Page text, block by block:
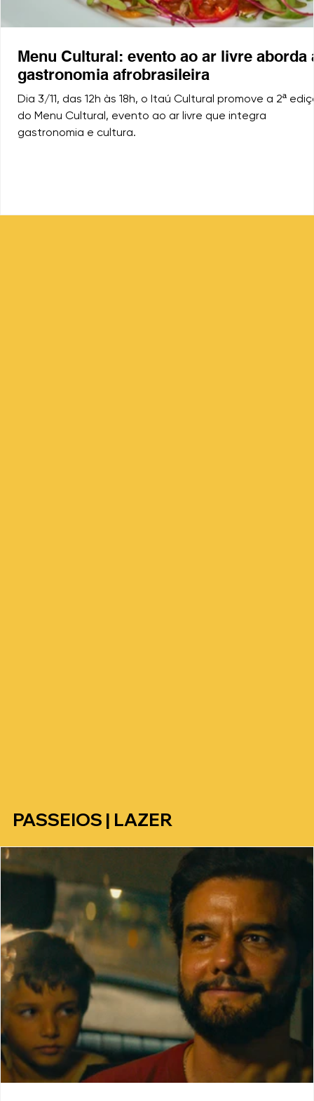
Menu Cultural: evento ao ar livre aborda
gastronomia afrobrasileira
Dia 3/11, das 12h às 18h, o Itaú Cultural promove a 2ª
do Menu Cultural, evento ao ar livre que integra
gastronomia e cultura.
PASSEIOS | LAZER